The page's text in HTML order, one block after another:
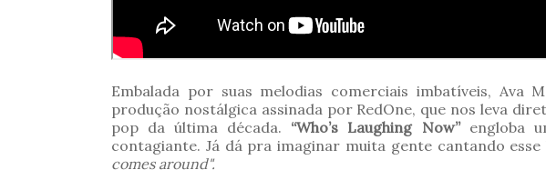
Embalada por suas melodias comerciais imbatíveis, Ava
produção nostálgica assinada por RedOne, que nos leva
pop da última década. “Who’s Laughing Now”engloba
contagiante. Já dá pra imaginar muita gente cantando esse
comes around".